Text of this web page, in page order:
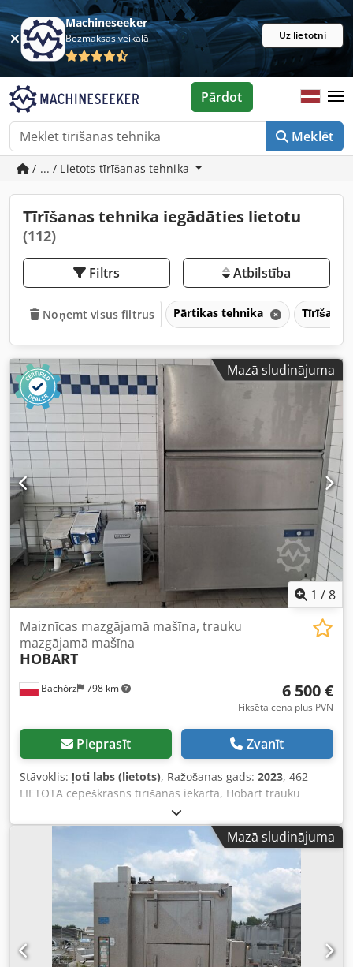
Machineseeker
Bezmaksas veikalā Uz lietotni
Meklēt
Pārdot
/ ... / Lietots tīrīšanas tehnika
Tīrīšanas tehnika iegādāties lietotu
(112)
Filtrs Atbilstība
Noņemt visus filtrus Pārtikas tehnika
Mazā sludinājuma
1 /8
Bachórz 798 km
Maiznīcas mazgājamā mašīna, trauku
mazgājamā mašīna
HOBART
6 500 €
Fiksēta cena plus PVN
Pieprasīt Zvanīt
Stāvoklis: ļoti labs (lietots), Ražošanas gads: 2023, 462
LIETOTA cepeškrāsns tīrīšanas iekārta, Hobart trauku
mazgājamā mašīna groziem ar ūdens mīkstinātāju.
TEHNISKIE DATI: - Ražošanas gads: 2023 - Aprīkota ar
ūdens mīkstinātāju ĀRĒJIE IZMĒRI (cm): - Platums: 138 -
Garums: 95 (pēc durvju atvēršanas 135) - Augstums: 202
(pēc durvju atvēršanas 244) Iekšējie IZMĒRI (cm): - Platums:
122 - Garums: 68 - Augstums: 84 (līdz smidzinātājiem)
Crjdpfoznxduox Ai Asf Pieejamās maksas papildu iespējas:
iekārtas transportēšana. Norādītā cena ir neto cena.
RUNĀJAM ANGĻU, VĀCU, FRANČU, KRIEŠU UN UKRAIŅU
VALODĀS.
Mazā sludinājuma